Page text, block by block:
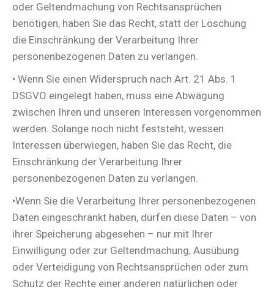
oder Geltendmachung von Rechtsansprüchen
benötigen, haben Sie das Recht, statt der Löschung
die Einschränkung der Verarbeitung Ihrer
personenbezogenen Daten zu verlangen.
• Wenn Sie einen Widerspruch nach Art. 21 Abs. 1
DSGVO eingelegt haben, muss eine Abwägung
zwischen Ihren und unseren Interessen vorgenommen
werden. Solange noch nicht feststeht, wessen
Interessen überwiegen, haben Sie das Recht, die
Einschränkung der Verarbeitung Ihrer
personenbezogenen Daten zu verlangen.
•Wenn Sie die Verarbeitung Ihrer personenbezogenen
Daten eingeschränkt haben, dürfen diese Daten – von
ihrer Speicherung abgesehen – nur mit Ihrer
Einwilligung oder zur Geltendmachung, Ausübung
oder Verteidigung von Rechtsansprüchen oder zum
Schutz der Rechte einer anderen natürlichen oder